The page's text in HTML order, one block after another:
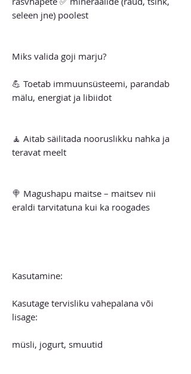
seleen jne) poolest
Miks valida goji marju?
💪 Toetab immuunsüsteemi, parandab
mälu, energiat ja libiidot
🧘 Aitab säilitada nooruslikku nahka ja
teravat meelt
🍭 Magushapu maitse – maitsev nii
eraldi tarvitatuna kui ka roogades
Kasutamine:
Kasutage tervisliku vahepalana või
lisage:
müsli, jogurt, smuutid